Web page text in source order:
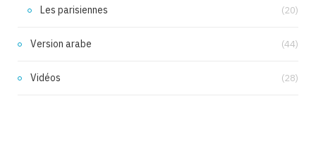
Les parisiennes (20)
Version arabe (44)
Vidéos (28)